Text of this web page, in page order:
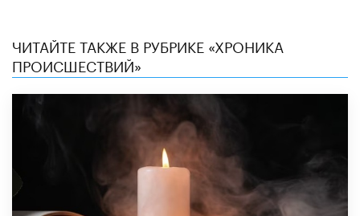
ЧИТАЙТЕ ТАКЖЕ В РУБРИКЕ «ХРОНИКА
ПРОИСШЕСТВИЙ»